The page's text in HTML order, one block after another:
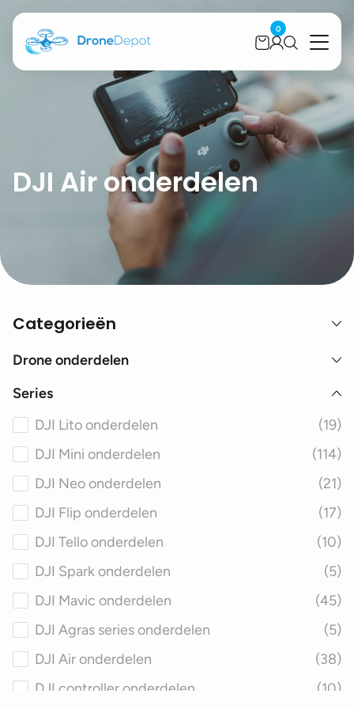
0
DJI Air onderdelen
Categorieën
Drone onderdelen
Series
DJI Lito onderdelen
(19)
DJI Mini onderdelen
(114)
DJI Neo onderdelen
(21)
DJI Flip onderdelen
(17)
DJI Tello onderdelen
(10)
DJI Spark onderdelen
(5)
DJI Mavic onderdelen
(45)
DJI Agras series onderdelen
(5)
DJI Air onderdelen
(38)
DJI controller onderdelen
(10)